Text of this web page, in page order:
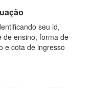
seu id,
de ensino, forma de
e cota de ingresso